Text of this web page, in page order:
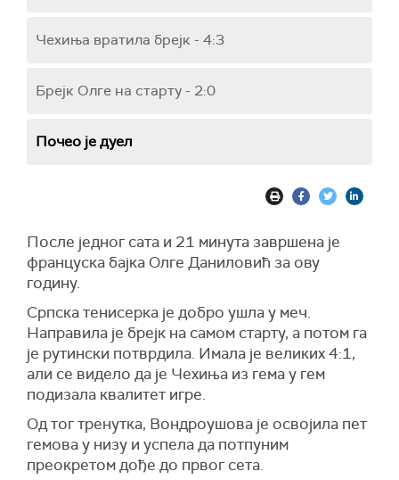
Чехиња вратила брејк - 4:3
Брејк Олге на старту - 2:0
Почео је дуел
После једног сата и 21 минута завршена је
француска бајка Олге Даниловић за ову
годину.
Српска тенисерка је добро ушла у меч.
Направила је брејк на самом старту, а потом га
је рутински потврдила. Имала је великих 4:1,
али се видело да је Чехиња из гема у гем
подизала квалитет игре.
Од тог тренутка, Вондроушова је освојила пет
гемова у низу и успела да потпуним
преокретом дође до првог сета.